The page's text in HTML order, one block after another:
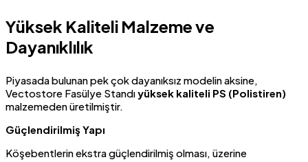
Yüksek Kaliteli Malzeme ve
Dayanıklılık
Piyasada bulunan pek çok dayanıksız modelin aksine,
Vectostore Fasülye Standıyüksek kaliteli PS (Polistiren)
malzemeden üretilmiştir.
Güçlendirilmiş Yapı
Köşebentlerin ekstra güçlendirilmiş olması, üzerine